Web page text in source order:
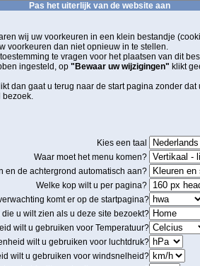
Pas het uiterlijk van de website aan
wij uw voorkeuren in een klein bestandje
voorkeuren dan niet opnieuw in te stellen.
te vragen voor het plaatsen van dit
ingesteld, op "Bewaar uw wijzigingen" klikt
dan gaat u terug naar de start pagina zonder
bezoek.
Kies een taal
Waar moet het menu komen?
en de achtergrond automatisch aan?
Welke kop wilt u per pagina?
komt er op de startpagina?
u wilt zien als u deze site bezoekt?
wilt u gebruiken voor Temperatuur?
wilt u gebruiken voor luchtdruk?
wilt u gebruiken voor windsnelheid?